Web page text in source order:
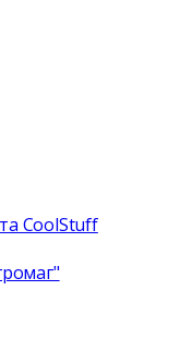
CoolStuff